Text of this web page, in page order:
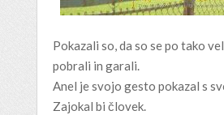
Pokazali so, da so se po tako
pobrali in garali.
Anel je svojo gesto pokazal s
Zajokal bi človek.